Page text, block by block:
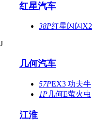
红星汽车
38P红星闪闪X2
J
几何汽车
57PEX3 功夫牛
1P几何E萤火虫
江淮